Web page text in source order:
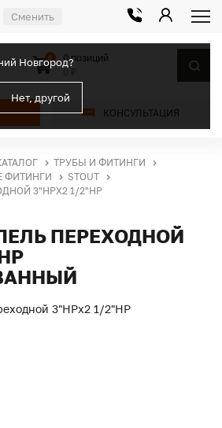
Сменить
Новгород?
Нет, другой
КОНСУЛЬТАЦИЯ
0
0 позиций
ТРУБЫ И ФИТИНГИ
ФИТИНГИ
STOUT
3"НРX2 1/2"НР
ПЕРЕХОДНОЙ